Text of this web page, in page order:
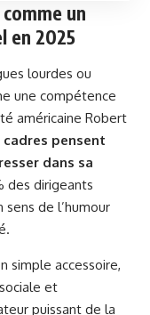
un
en 2025
lourdes ou
une compétence
américaine Robert
cadres pensent
dans sa
des dirigeants
de l’humour
simple accessoire,
et
puissant de la